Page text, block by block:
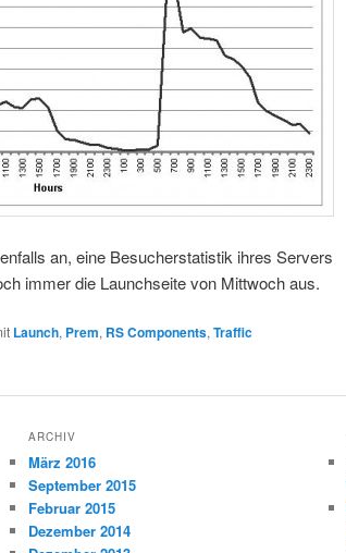
an, eine Besucherstatistik ihres Servers
immer die Launchseite von Mittwoch aus.
Launch, Prem, RS Components, Traffic
ARCHIV
März 2016
September 2015
Februar 2015
Dezember 2014